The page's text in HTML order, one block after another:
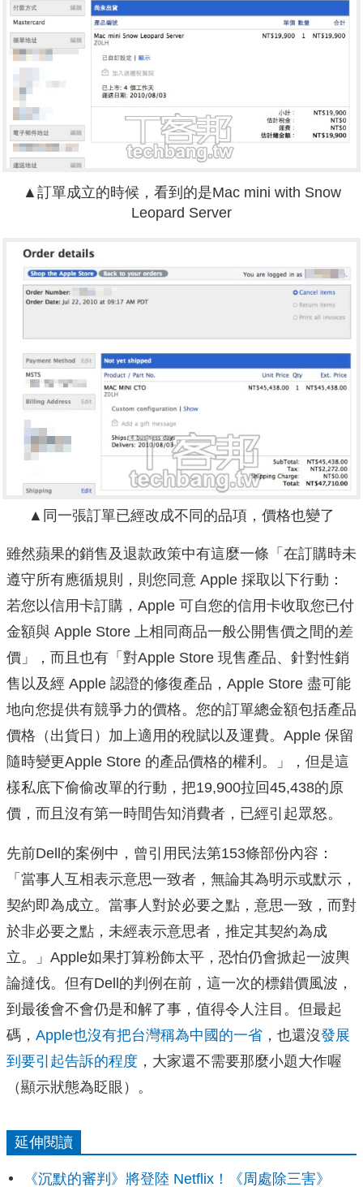
▲訂單成立的時候，看到的是Mac mini with Snow
Leopard Server
▲同一張訂單已經改成不同的品項，價格也變了
雖然蘋果的銷售及退款政策中有這麼一條「在訂購時未
遵守所有應循規則，則您同意 Apple 採取以下行動：
若您以信用卡訂購，Apple 可自您的信用卡收取您已付
金額與 Apple Store 上相同商品一般公開售價之間的差
價」，而且也有「對Apple Store 現售產品、針對性銷
售以及經 Apple 認證的修復產品，Apple Store 盡可能
地向您提供有競爭力的價格。您的訂單總金額包括產品
價格（出貨日）加上適用的稅賦以及運費。Apple 保留
隨時變更Apple Store 的產品價格的權利。」，但是這
樣私底下偷偷改單的行動，把19,900拉回45,438的原
價，而且沒有第一時間告知消費者，已經引起眾怒。
先前Dell的案例中，曾引用民法第153條部份內容：
「當事人互相表示意思一致者，無論其為明示或默示，
契約即為成立。當事人對於必要之點，意思一致，而對
於非必要之點，未經表示意思者，推定其契約為成
立。」Apple如果打算粉飾太平，恐怕仍會掀起一波輿
論撻伐。但有Dell的判例在前，這一次的標錯價風波，
到最後會不會仍是和解了事，值得令人注目。但最起
碼， Apple也沒有把台灣稱為中國的一省 ，也還沒發展
到要引起告訴的程度 ，大家還不需要那麼小題大作喔
（顯示狀態為眨眼）。
延伸閱讀
《沉默的審判》將登陸 Netflix！《周處除三害》